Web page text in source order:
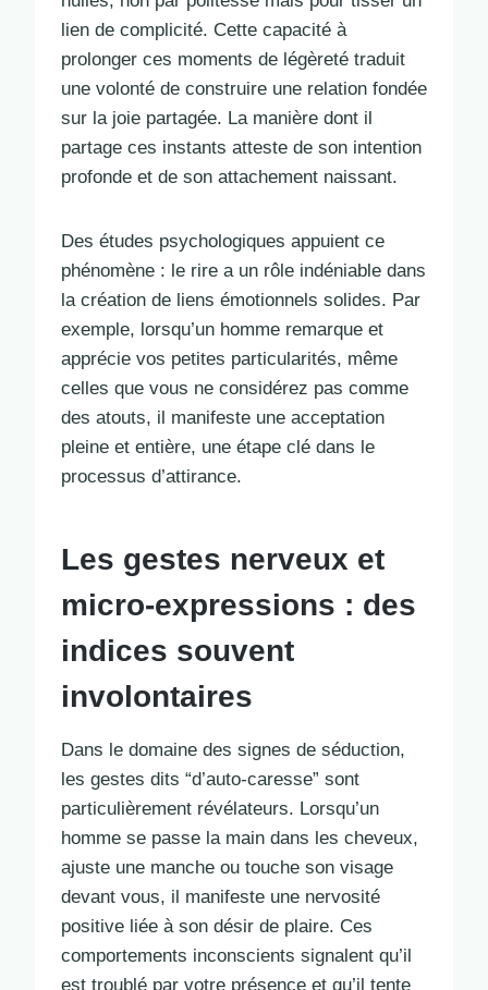
lien de complicité. Cette capacité à
prolonger ces moments de légèreté traduit
une volonté de construire une relation fondée
sur la joie partagée. La manière dont il
partage ces instants atteste de son intention
profonde et de son attachement naissant.
Des études psychologiques appuient ce
phénomène : le rire a un rôle indéniable dans
la création de liens émotionnels solides. Par
exemple, lorsqu’un homme remarque et
apprécie vos petites particularités, même
celles que vous ne considérez pas comme
des atouts, il manifeste une acceptation
pleine et entière, une étape clé dans le
processus d’attirance.
Les gestes nerveux et
micro-expressions : des
indices souvent
involontaires
Dans le domaine des signes de séduction,
les gestes dits “d’auto-caresse” sont
particulièrement révélateurs. Lorsqu’un
homme se passe la main dans les cheveux,
ajuste une manche ou touche son visage
devant vous, il manifeste une nervosité
positive liée à son désir de plaire. Ces
comportements inconscients signalent qu’il
est troublé par votre présence et qu’il tente